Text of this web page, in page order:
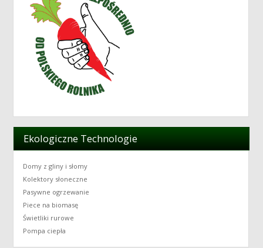
Ekologiczne Technologie
Domy z gliny i słomy
Kolektory słoneczne
Pasywne ogrzewanie
Piece na biomasę
Świetliki rurowe
Pompa ciepła